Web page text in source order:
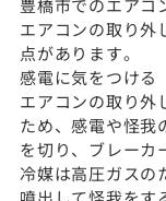
豊橋市でのエアコ
エアコンの取り外
点があります。
感電に気をつける
エアコンの取り外
ため、感電や怪我
を切り、ブレーカ
冷媒は高圧ガスの